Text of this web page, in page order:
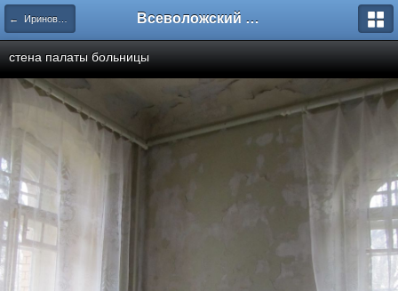
← Ириновка. Больница. Всеволожский форум
стена палаты больницы